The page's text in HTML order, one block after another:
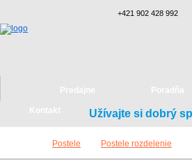
Užívajte si dobrý
Postele Postele rozdelenie
+421 902 428 992
Predajne Poradňa
Kontakt